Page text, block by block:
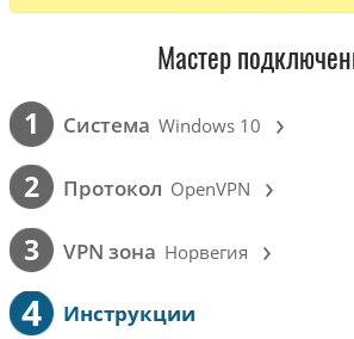
Мастер
1 Cистема Windows 10 ›
2 Протокол OpenVPN ›
3 VPN зона Норвегия ›
4 Инструкции